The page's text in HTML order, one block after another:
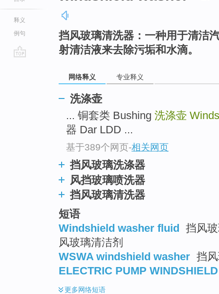
释义
例句
挡风玻璃清洗器：一种用于清洁
射清洁液来去除污垢和水滴。
网络释义 专业释义
洗涤壶
... 铜套类 Bushing 洗涤壶
器 Dar LDD ...
基于389个网页-相关网页
挡风玻璃洗涤器
风挡玻璃喷洗器
挡风玻璃清洗器
短语
Windshield washer fluid 挡风
风玻璃清洁剂
WSWA windshield washer 挡
ELECTRIC PUMP
更多网络短语